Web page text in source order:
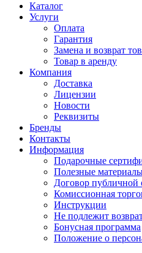
Каталог
Услуги
Оплата
Гарантия
Замена и возврат
Товар в аренду
Компания
Доставка
Лицензии
Новости
Реквизиты
Бренды
Контакты
Информация
Подарочные
Полезные
Договор публичной
Комиссионная
Инструкции
Не подлежит
Бонусная программа
Положение о